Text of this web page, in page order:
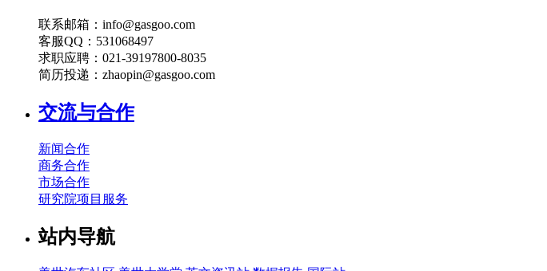
联系邮箱：info@gasgoo.com
客服QQ：531068497
求职应聘：021-39197800-8035
简历投递：zhaopin@gasgoo.com
交流与合作
新闻合作
商务合作
市场合作
研究院项目服务
站内导航